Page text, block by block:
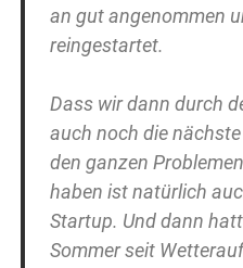
an gut angenommen
reingestartet.
Dass wir dann durch
auch noch die
den ganzen
haben ist natürlich
Startup. Und dann
Sommer seit